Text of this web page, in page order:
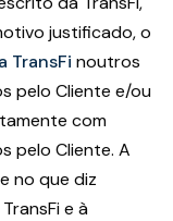
justificado, o
TransFi noutros
pelo Cliente e/ou
com
pelo Cliente. A
no que diz
e à